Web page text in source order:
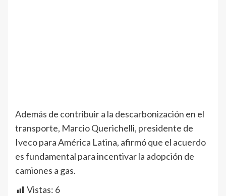
Además de contribuir a la descarbonización en el
transporte, Marcio Querichelli, presidente de
Iveco para América Latina, afirmó que el acuerdo
es fundamental para incentivar la adopción de
camiones a gas.
Vistas: 6